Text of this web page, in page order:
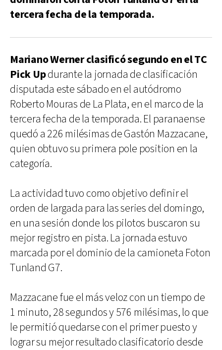
tercera fecha de la temporada.
Mariano Werner clasificó segundo en el TC
Pick Updurante la jornada de clasificación
disputada este sábado en el autódromo
Roberto Mouras de La Plata, en el marco de la
tercera fecha de la temporada. El paranaense
quedó a 226 milésimas de Gastón Mazzacane,
quien obtuvo su primera pole position en la
categoría.
La actividad tuvo como objetivo definir el
orden de largada para las series del domingo,
en una sesión donde los pilotos buscaron su
mejor registro en pista. La jornada estuvo
marcada por el dominio de la camioneta Foton
Tunland G7.
Mazzacane fue el más veloz con un tiempo de
1 minuto, 28 segundos y 576 milésimas, lo que
le permitió quedarse con el primer puesto y
lograr su mejor resultado clasificatorio desde